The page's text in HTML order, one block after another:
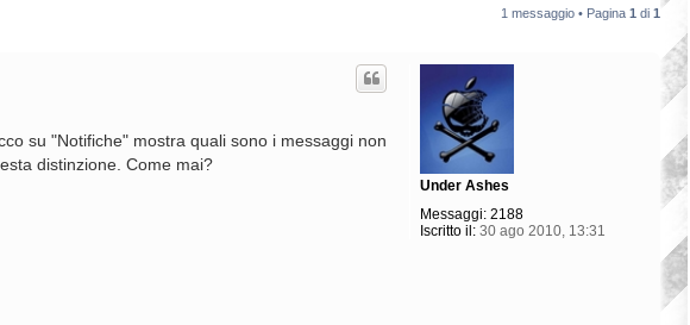
1 messaggio • Pagina 1 di 1
Under Ashes
Messaggi: 2188
Iscritto il: 30 ago 2010, 13:31
su "Notifiche" mostra quali sono i messaggi non
distinzione. Come mai?